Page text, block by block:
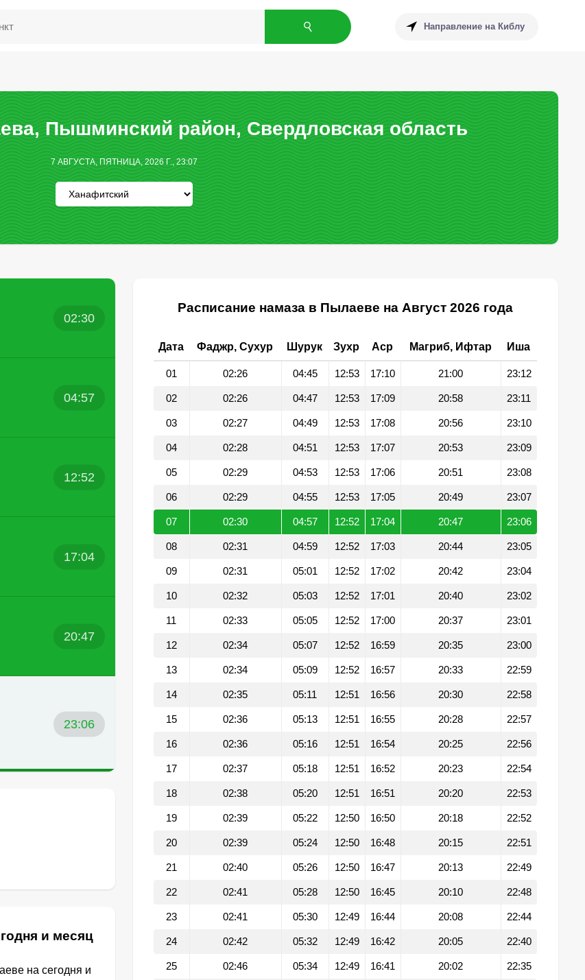
Направление на Киблу
Пышминский район, Свердловская область
7 АВГУСТА, ПЯТНИЦА, 2026 Г., 23:07
02:30
04:57
12:52
17:04
20:47
23:06
и месяц
на сегодня и
Расписание намаза в Пылаеве на Август 2026 года
Дата Фаджр, Сухур Шурук Зухр Аср Магриб, Ифтар Иша
01 02:26 04:45 12:53 17:10 21:00 23:12
02 02:26 04:47 12:53 17:09 20:58 23:11
03 02:27 04:49 12:53 17:08 20:56 23:10
04 02:28 04:51 12:53 17:07 20:53 23:09
05 02:29 04:53 12:53 17:06 20:51 23:08
06 02:29 04:55 12:53 17:05 20:49 23:07
07 02:30 04:57 12:52 17:04 20:47 23:06
08 02:31 04:59 12:52 17:03 20:44 23:05
09 02:31 05:01 12:52 17:02 20:42 23:04
10 02:32 05:03 12:52 17:01 20:40 23:02
11 02:33 05:05 12:52 17:00 20:37 23:01
12 02:34 05:07 12:52 16:59 20:35 23:00
13 02:34 05:09 12:52 16:57 20:33 22:59
14 02:35 05:11 12:51 16:56 20:30 22:58
15 02:36 05:13 12:51 16:55 20:28 22:57
16 02:36 05:16 12:51 16:54 20:25 22:56
17 02:37 05:18 12:51 16:52 20:23 22:54
18 02:38 05:20 12:51 16:51 20:20 22:53
19 02:39 05:22 12:50 16:50 20:18 22:52
20 02:39 05:24 12:50 16:48 20:15 22:51
21 02:40 05:26 12:50 16:47 20:13 22:49
22 02:41 05:28 12:50 16:45 20:10 22:48
23 02:41 05:30 12:49 16:44 20:08 22:44
24 02:42 05:32 12:49 16:42 20:05 22:40
25 02:46 05:34 12:49 16:41 20:02 22:35